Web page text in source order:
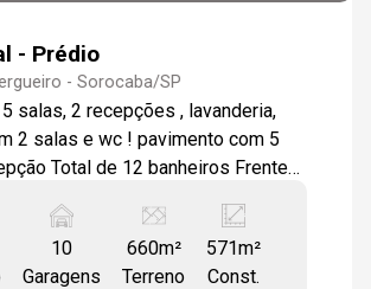
- Prédio
- Sorocaba/SP
salas, 2 recepções , lavanderia,
2 salas e wc ! pavimento com 5
Total de 12 banheiros Frente
no quintal
10
Garagens
660m²
Terreno
571m²
Const.